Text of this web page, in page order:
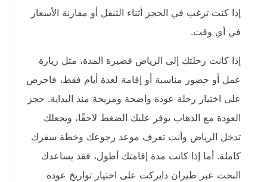
إذا كنت ترغب في الحجز أثناء التنقل أو مقارنة الأسعار
في أي وقت.
إذا كانت رحلتك إلى الرياض قصيرة المدة، مثل زيارة
عمل أو حضور مناسبة أو إقامة لعدة أيام فقط، فاحرص
على اختيار رحلة عودة واضحة ومريحة منذ البداية. حجز
العودة مع الذهاب يوفر عليك الضغط لاحقًا، ويجعلك
تدخل الرياض وأنت تعرف موعد رجوعك وخطة سفرك
كاملة. أما إذا كانت مدة إقامتك أطول، فقد يساعدك
البحث عبر طيران دايركت على اختيار تواريخ عودة